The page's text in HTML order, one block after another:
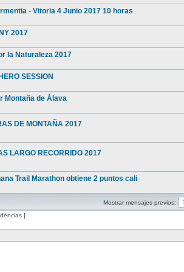
- Vitoria 4 Junio 2017 10 horas
2017
la Naturaleza 2017
SESSION
Montaña de Álava
DE MONTAÑA 2017
LARGO RECORRIDO 2017
Trail Marathon obtiene 2 puntos cali
Mostrar mensajes previos:
]